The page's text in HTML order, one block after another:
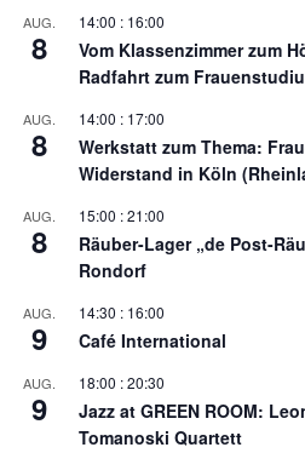
AUG.
8
14:00 : 16:00
Vom Klassenzimmer zum
Radfahrt zum
AUG.
8
14:00 : 17:00
Werkstatt zum Thema:
Widerstand in Köln
AUG.
8
15:00 :21:00
Räuber-Lager „de Post-
Rondorf
AUG.
9
14:30 : 16:00
Café International
AUG.
9
18:00 :20:30
Jazz at GREEN ROOM:
Tomanoski Quartett